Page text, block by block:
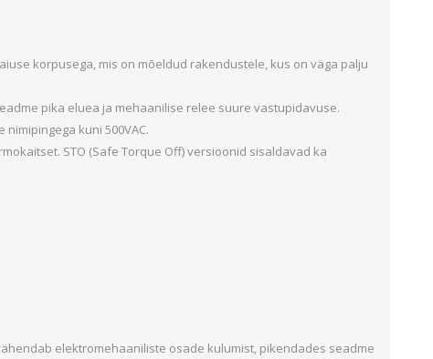
korpusega, mis on mõeldud rakendustele, kus on väga palju
pika eluea ja mehaanilise relee suure vastupidavuse.
kuni 500VAC.
STO (Safe Torque Off) versioonid sisaldavad ka
elektromehaaniliste osade kulumist, pikendades seadme